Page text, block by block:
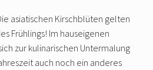
asiatischen Kirschblüten gelten
Frühlings! Im hauseigenen
zur kulinarischen Untermalung
auch noch ein anderes